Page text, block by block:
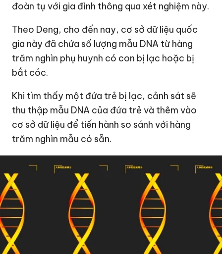
đoàn tụ với gia đình thông qua xét nghiệm này.
Theo Deng, cho đến nay, cơ sở dữ liệu quốc
gia này đã chứa số lượng mẫu DNA từ hàng
trăm nghìn phụ huynh có con bị lạc hoặc bị
bắt cóc.
Khi tìm thấy một đứa trẻ bị lạc, cảnh sát sẽ
thu thập mẫu DNA của đứa trẻ và thêm vào
cơ sở dữ liệu để tiến hành so sánh với hàng
trăm nghìn mẫu có sẵn.